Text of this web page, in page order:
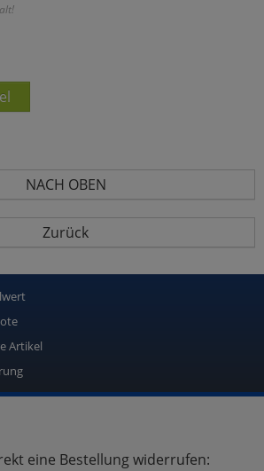
NACH OBEN
Zurück
Artikel
eine Bestellung widerrufen: